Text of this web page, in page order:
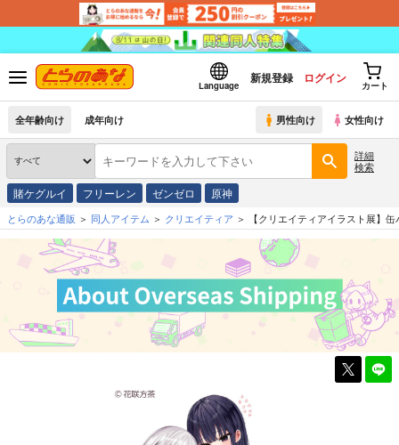
Language
新規登録 ログイン
カート
全年齢向け 成年向け 男性向け 女性向け
詳細
検索
賭ケグルイ フリーレン ゼンゼロ 原神
とらのあな通販 同人アイテム クリエイティア 【クリエイティアイラスト展】